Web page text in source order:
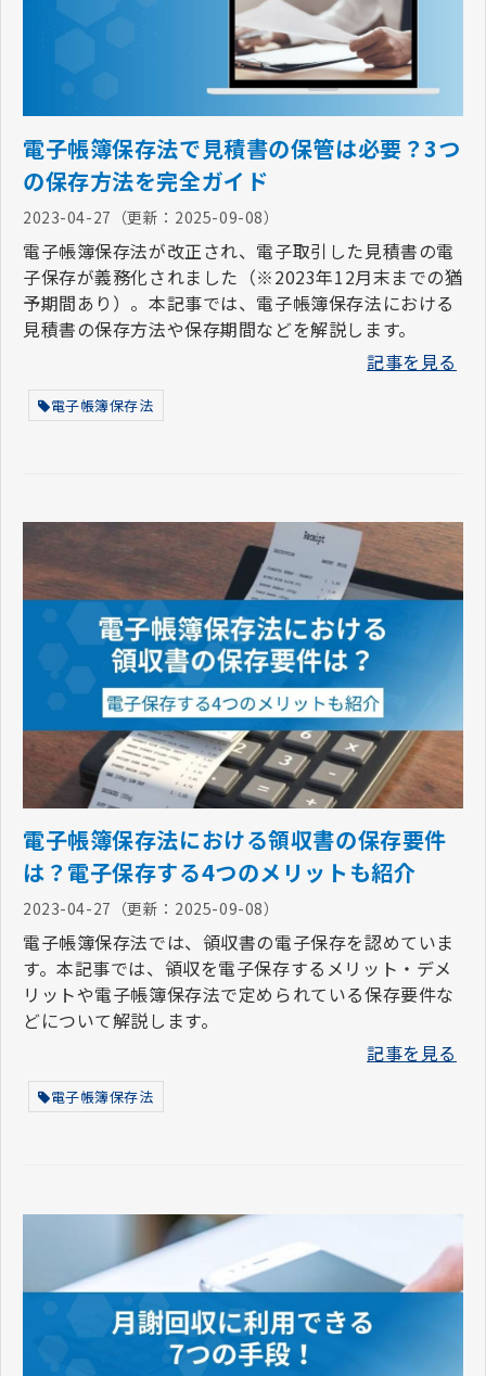
電子帳簿保存法で見積書の保管は必要？3つ
の保存方法を完全ガイド
2023-04-27 （更新： 2025-09-08）
電子帳簿保存法が改正され、電子取引した見積書の電
子保存が義務化されました（※2023年12月末までの猶
予期間あり）。本記事では、電子帳簿保存法における
見積書の保存方法や保存期間などを解説します。
記事を見る
電子帳簿保存法
電子帳簿保存法における領収書の保存要件
は？電子保存する4つのメリットも紹介
2023-04-27 （更新： 2025-09-08）
電子帳簿保存法では、領収書の電子保存を認めていま
す。本記事では、領収を電子保存するメリット・デメ
リットや電子帳簿保存法で定められている保存要件な
どについて解説します。
記事を見る
電子帳簿保存法